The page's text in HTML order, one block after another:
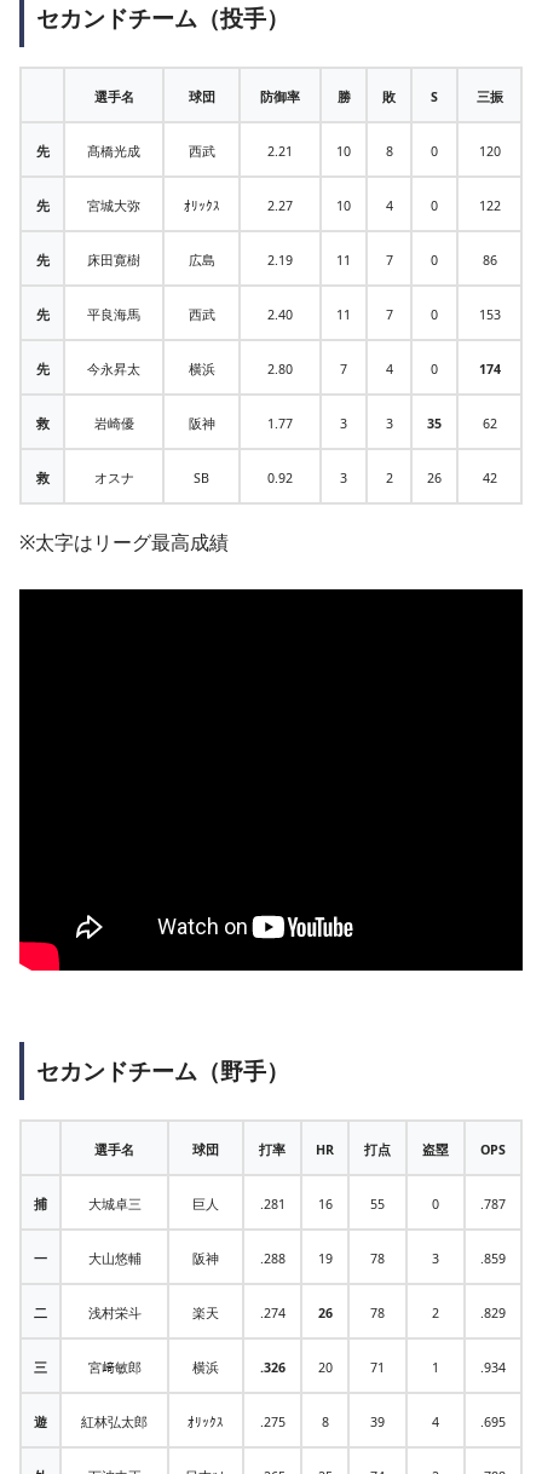
セカンドチーム（投手）
選手名 球団 防御率 勝 敗 S 三振
先 髙橋光成 西武 2.21 10 8 0 120
先 宮城大弥 ｵﾘｯｸｽ 2.27 10 4 0 122
先 床田寛樹 広島 2.19 11 7 0 86
先 平良海馬 西武 2.40 11 7 0 153
先 今永昇太 横浜 2.80 7 4 0 174
救 岩崎優 阪神 1.77 3 3 35 62
救 オスナ SB 0.92 3 2 26 42
※太字はリーグ最高成績
セカンドチーム（野手）
選手名 球団 打率 HR 打点 盗塁 OPS
捕 大城卓三 巨人 .281 16 55 0 .787
一 大山悠輔 阪神 .288 19 78 3 .859
二 浅村栄斗 楽天 .274 26 78 2 .829
三 宮﨑敏郎 横浜 .326 20 71 1 .934
遊 紅林弘太郎 ｵﾘｯｸｽ .275 8 39 4 .695